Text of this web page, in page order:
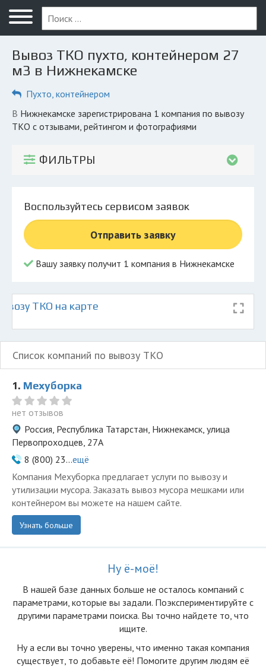
Меню
Главная
Вопрос юристу
Компании
Экоблог
© 2026 Все права защищены
Вывоз ТКО пухто, контейнером 27
м3 в Нижнекамске
Пухто, контейнером
в Нижнекамске зарегистрирована 1 компания по вывозу
ТКО с отзывами, рейтингом и фотографиями
ФИЛЬТРЫ
Воспользуйтесь сервисом заявок
Отправить заявку
Вашу заявку получит 1 компания в Нижнекамске
ТКО на карте
Список компаний по вывозу ТКО
1. Мехуборка
нет отзывов
Россия, Республика Татарстан, Нижнекамск, улица
Первопроходцев, 27А
8 (800) 23...ещё
Компания Мехуборка предлагает услуги по вывозу и
утилизации мусора. Заказать вывоз мусора мешками или
контейнером вы можете на нашем сайте.
Узнать больше
Ну ё-моё!
В нашей базе данных больше не осталоcь компаний с
параметрами, которые вы задали. Поэкспериментируйте с
другими параметрами поиска. Вы точно найдете то, что
ищите.
Ну а если вы точно уверены, что именно такая компания
существует, то добавьте её! Помогите другим людям её